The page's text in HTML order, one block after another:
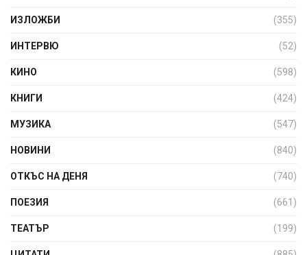
ИЗЛОЖБИ (355)
ИНТЕРВЮ (52)
КИНО (598)
КНИГИ (424)
МУЗИКА (547)
НОВИНИ (840)
ОТКЪС НА ДЕНЯ (740)
ПОЕЗИЯ (661)
ТЕАТЪР (199)